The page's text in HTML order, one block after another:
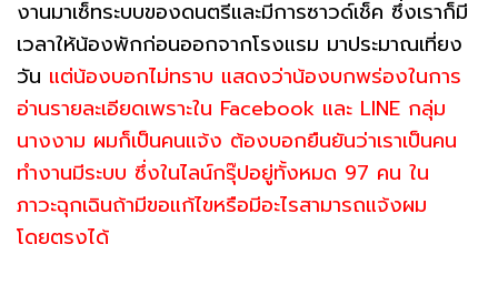
งานมาเซ็ทระบบของดนตรีและมีการซาวด์เช็ค ซึ่งเราก็มี
เวลาให้น้องพักก่อนออกจากโรงแรม มาประมาณเที่ยง
วัน แต่น้องบอกไม่ทราบ แสดงว่าน้องบกพร่องในการ
อ่านรายละเอียดเพราะใน Facebook และ LINE กลุ่ม
นางงาม ผมก็เป็นคนแจ้ง ต้องบอกยืนยันว่าเราเป็นคน
ทำงานมีระบบ ซึ่งในไลน์กรุ๊ปอยู่ทั้งหมด 97 คน ใน
ภาวะฉุกเฉินถ้ามีขอแก้ไขหรือมีอะไรสามารถแจ้งผม
โดยตรงได้